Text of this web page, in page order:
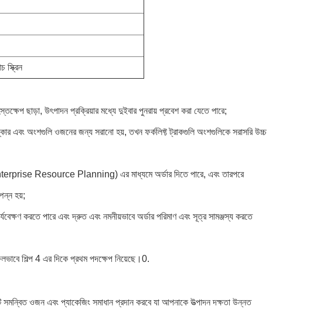
স্ক্রিন
ছাড়া, উৎপাদন প্রক্রিয়ার মধ্যে দুইবার পুনরায় প্রবেশ করা যেতে পারে;
এবং অংশগুলি ওজনের জন্য সরানো হয়, তখন ফর্কলিফ্ট ট্রাকগুলি অংশগুলিকে সরাসরি উচ্চ
Resource Planning) এর মাধ্যমে অর্ডার দিতে পারে, এবং তারপরে
হয়;
করতে পারে এবং দ্রুত এবং নমনীয়ভাবে অর্ডার পরিমাণ এবং সূত্র সামঞ্জস্য করতে
শিল্প 4 এর দিকে প্রথম পদক্ষেপ নিয়েছে।0.
ওজন এবং প্যাকেজিং সমাধান প্রদান করবে যা আপনাকে উত্পাদন দক্ষতা উন্নত